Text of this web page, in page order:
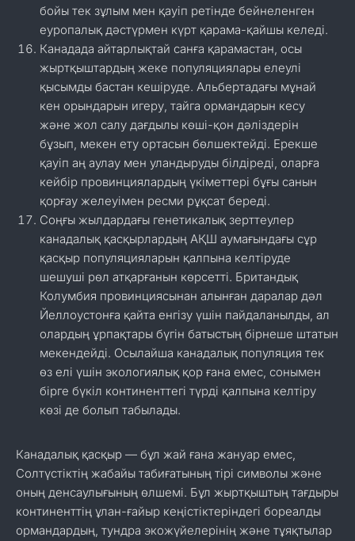
бойы тек зұлым мен қауіп ретінде бейнеленген
еуропалық дәстүрмен күрт қарама-қайшы келеді.
Канадада айтарлықтай санға қарамастан, осы
жыртқыштардың жеке популяциялары елеулі
қысымды бастан кешіруде. Альбертадағы мұнай
кен орындарын игеру, тайга ормандарын кесу
және жол салу дағдылы көші-қон дәліздерін
бұзып, мекен ету ортасын бөлшектейді. Ерекше
қауіп аң аулау мен уландыруды білдіреді, оларға
кейбір провинциялардың үкіметтері бұғы санын
қорғау желеуімен ресми рұқсат береді.
Соңғы жылдардағы генетикалық зерттеулер
канадалық қасқырлардың АҚШ аумағындағы сұр
қасқыр популяцияларын қалпына келтіруде
шешуші рөл атқарғанын көрсетті. Британдық
Колумбия провинциясынан алынған даралар дәл
Йеллоустонға қайта енгізу үшін пайдаланылды, ал
олардың ұрпақтары бүгін батыстың бірнеше штатын
мекендейді. Осылайша канадалық популяция тек
өз елі үшін экологиялық қор ғана емес, сонымен
бірге бүкіл континенттегі түрді қалпына келтіру
көзі де болып табылады.
Канадалық қасқыр — бұл жай ғана жануар емес,
Солтүстіктің жабайы табиғатының тірі символы және
оның денсаулығының өлшемі. Бұл жыртқыштың тағдыры
континенттің ұлан-ғайыр кеңістіктеріндегі бореалды
ормандардың, тундра экожүйелерінің және тұяқтылар